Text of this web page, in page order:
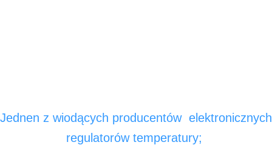
Jednen z wiodących producentów elektronicznych
regulatorów temperatury;